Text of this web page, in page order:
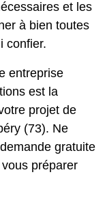
et les
à bien toutes
confier.
entreprise
est la
projet de
(73). Ne
gratuite
préparer